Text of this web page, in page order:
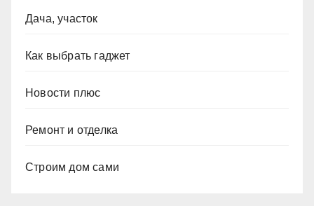
Дача, участок
Как выбрать гаджет
Новости плюс
Ремонт и отделка
Строим дом сами